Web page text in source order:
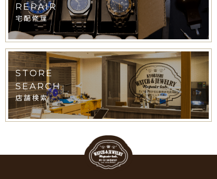
REPAIR
宅配修理
STORE
SEARCH
店舗検索